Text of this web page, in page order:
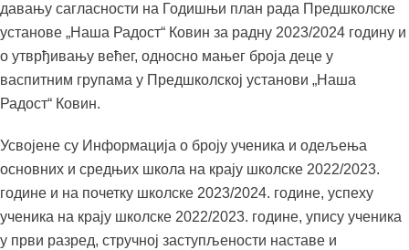
давању сагласности на Годишњи план рада Предшколске
установе „Наша Радост“ Ковин за радну 2023/2024 годину и
о утврђивању већег, односно мањег броја деце у
васпитним групама у Предшколској установи „Наша
Радост“ Ковин.
Усвојене су Информација о броју ученика и одељења
основних и средњих школа на крају школске 2022/2023.
године и на почетку школске 2023/2024. године, успеху
ученика на крају школске 2022/2023. године, упису ученика
у први разред, стручној заступљености наставе и